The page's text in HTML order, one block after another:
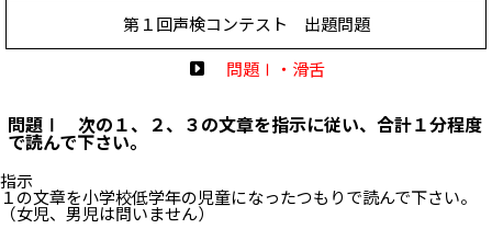
第１回声検コンテスト 出題問題
問題Ⅰ・滑舌
問題Ⅰ 次の１、２、３の文章を指示に従い、合計１分程度
で読んで下さい。
指示
１の文章を小学校低学年の児童になったつもりで読んで下さい。
（女児、男児は問いません）